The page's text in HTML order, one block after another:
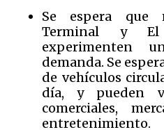
Se espera que
Terminal y El
experimenten
demanda. Se
de vehículos
día, y pueden
comerciales,
entretenimiento.